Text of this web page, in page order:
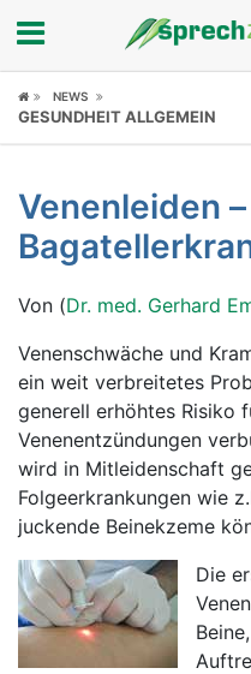
Fokus
Symptome
Untersuchungen
Ratgeber
Rubriken
NEWS
GESUNDHEIT ALLGEMEIN
Venenleiden
Von (Dr. med. Gerhard
Venenschwäche und
ein weit verbreitetes
generell erhöhtes Risiko
Venenentzündungen
wird in Mitleidenschaft
Folgeerkrankungen wie
juckende Beinekzeme
Die